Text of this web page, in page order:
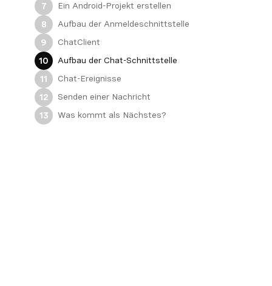
7
Ein Android-Projekt erstellen
8
Aufbau der Anmeldeschnittstelle
9
ChatClient
10
Aufbau der Chat-Schnittstelle
11
Chat-Ereignisse
12
Senden einer Nachricht
13
Was kommt als Nächstes?